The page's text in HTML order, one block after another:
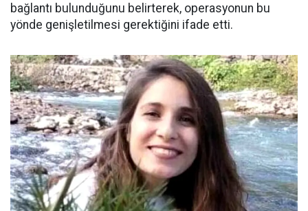
bağlantı bulunduğunu belirterek, operasyonun bu
yönde genişletilmesi gerektiğini ifade etti.